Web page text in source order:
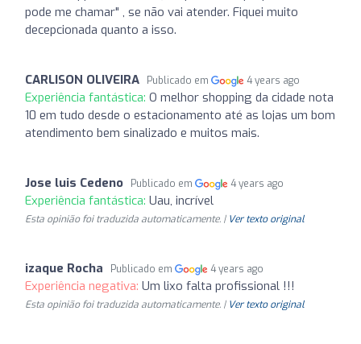
pode me chamar" , se não vai atender. Fiquei muito
decepcionada quanto a isso.
CARLISON OLIVEIRA Publicado em 4 years ago
Experiência fantástica: O melhor shopping da cidade nota
10 em tudo desde o estacionamento até as lojas um bom
atendimento bem sinalizado e muitos mais.
Jose luis Cedeno Publicado em 4 years ago
Experiência fantástica: Uau, incrível
Esta opinião foi traduzida automaticamente. | Ver texto original
izaque Rocha Publicado em 4 years ago
Experiência negativa: Um lixo falta profissional !!!
Esta opinião foi traduzida automaticamente. | Ver texto original